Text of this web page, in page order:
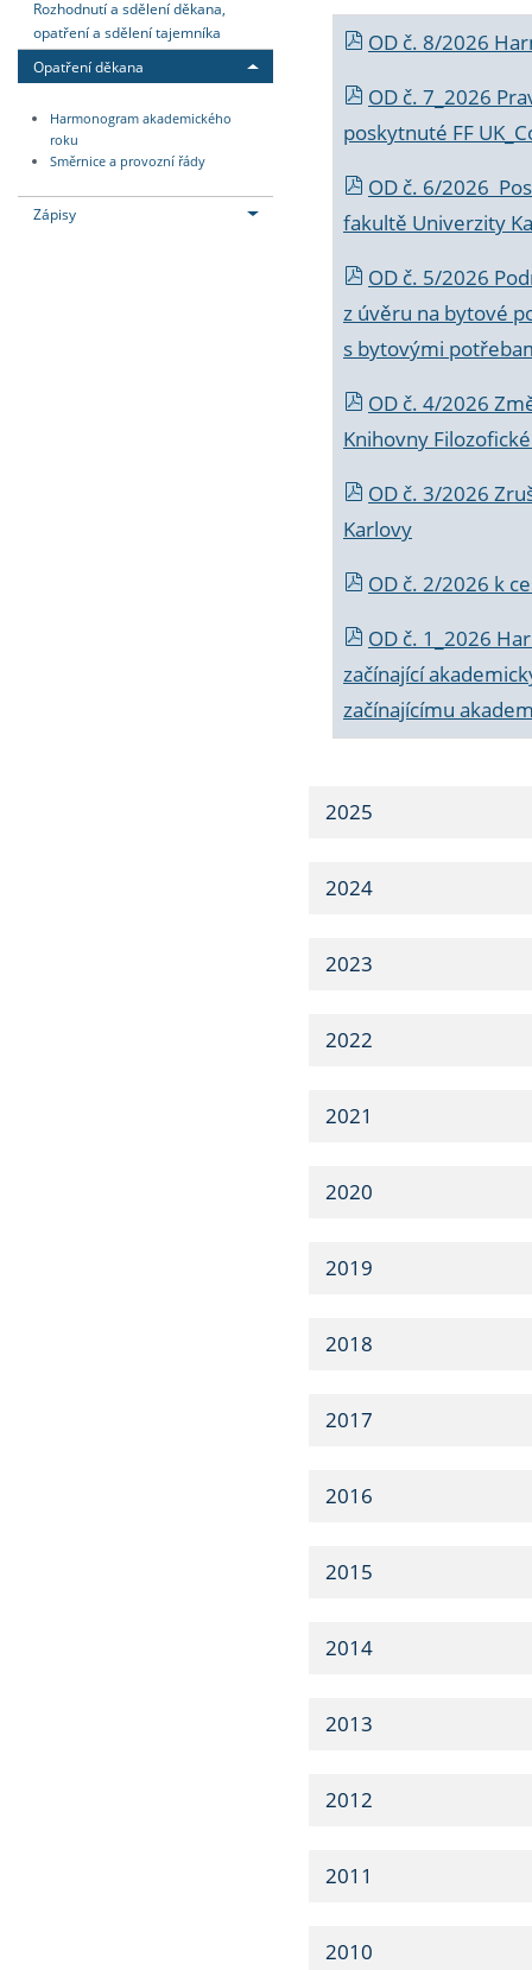
Rozhodnutí a sdělení děkana,
opatření a sdělení tajemníka
Opatření děkana
Harmonogram akademického
roku
Směrnice a provozní řády
Zápisy
OD č. 8/2026
OD č. 7_2026
poskytnuté FF
OD č. 6/2026
fakultě Univerzity
OD č. 5/2026
z úvěru na bytové
s bytovými
OD č. 4/2026
Knihovny
OD č. 3/2026
Karlovy
OD č. 2/2026 k
OD č. 1_2026
začínající
začínajícímu
2025
2024
2023
2022
2021
2020
2019
2018
2017
2016
2015
2014
2013
2012
2011
2010